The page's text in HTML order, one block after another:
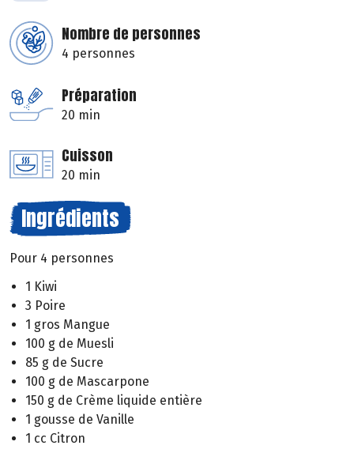
Nombre de personnes
4 personnes
Préparation
20 min
Cuisson
20 min
Ingrédients
Pour 4 personnes
1 Kiwi
3 Poire
1 gros Mangue
100 g de Muesli
85 g de Sucre
100 g de Mascarpone
150 g de Crème liquide entière
1 gousse de Vanille
1 cc Citron